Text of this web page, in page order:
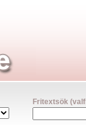
Fritextsök